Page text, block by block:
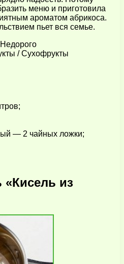
меню и приготовила
ароматом абрикоса.
пьет вся семье.
/ Сухофрукты
— 2 чайных ложки;
«Кисель из